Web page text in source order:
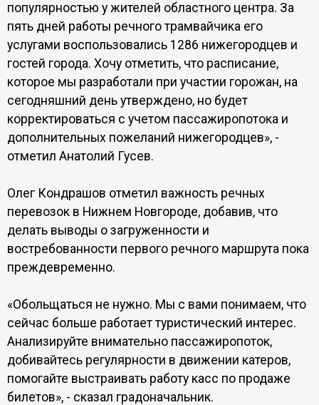
популярностью у жителей областного центра. За
пять дней работы речного трамвайчика его
услугами воспользовались 1286 нижегородцев и
гостей города. Хочу отметить, что расписание,
которое мы разработали при участии горожан, на
сегодняшний день утверждено, но будет
корректироваться с учетом пассажиропотока и
дополнительных пожеланий нижегородцев», -
отметил Анатолий Гусев.
Олег Кондрашов отметил важность речных
перевозок в Нижнем Новгороде, добавив, что
делать выводы о загруженности и
востребованности первого речного маршрута пока
преждевременно.
«Обольщаться не нужно. Мы с вами понимаем, что
сейчас больше работает туристический интерес.
Анализируйте внимательно пассажиропоток,
добивайтесь регулярности в движении катеров,
помогайте выстраивать работу касс по продаже
билетов», - сказал градоначальник.